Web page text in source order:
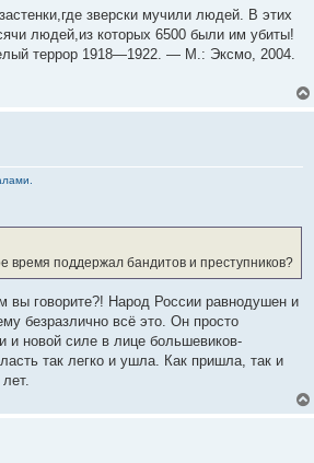
зверски мучили людей. В этих
людей,из которых 6500 были им убиты!
террор 1918—1922. — М.: Эксмо, 2004.
время поддержал бандитов и преступников?
вы говорите?! Народ России равнодушен и
безразлично всё это. Он просто
и новой силе в лице большевиков-
так легко и ушла. Как пришла, так и